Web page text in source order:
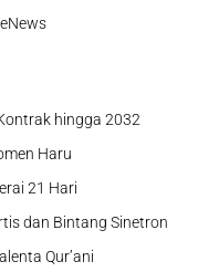
hingga 2032
Haru
21 Hari
dan Bintang Sinetron
Qur’ani